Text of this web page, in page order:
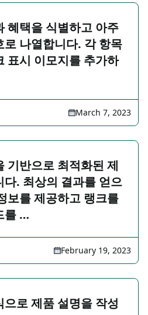
혜택을 식별하고 아주
나열합니다. 각 항목
표시 이모지를 추가하
March 7, 2023
기반으로 최적화된 제
. 최상의 결과를 얻으
보를 제공하고 랭크를
를 …
February 19, 2023
로 제품 설명을 작성